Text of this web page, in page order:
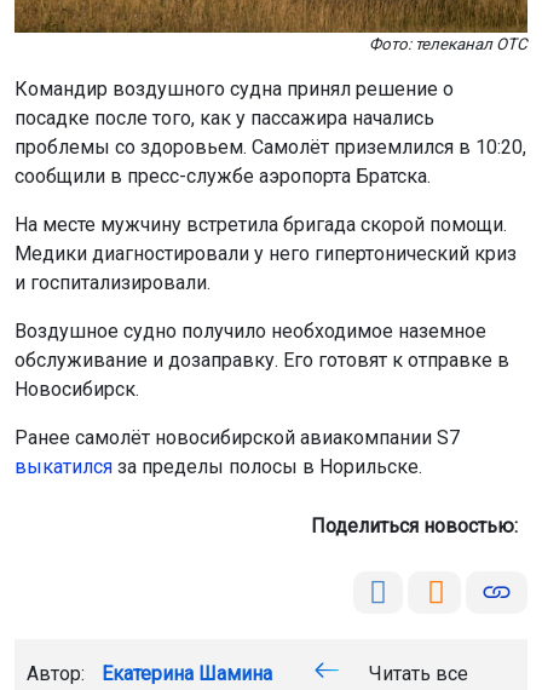
Фото: телеканал ОТС
Командир воздушного судна принял решение о
посадке после того, как у пассажира начались
проблемы со здоровьем. Самолёт приземлился в 10:20,
сообщили в пресс-службе аэропорта Братска.
На месте мужчину встретила бригада скорой помощи.
Медики диагностировали у него гипертонический криз
и госпитализировали.
Воздушное судно получило необходимое наземное
обслуживание и дозаправку. Его готовят к отправке в
Новосибирск.
Ранее самолёт новосибирской авиакомпании S7
выкатился за пределы полосы в Норильске.
Поделиться новостью:
Автор: Екатерина Шамина
Читать все